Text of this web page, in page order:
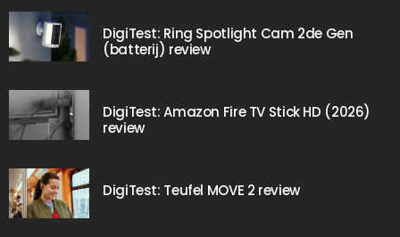
DigiTest: Ring Spotlight Cam 2de Gen
(batterij) review
DigiTest: Amazon Fire TV Stick HD (2026)
review
DigiTest: Teufel MOVE 2 review